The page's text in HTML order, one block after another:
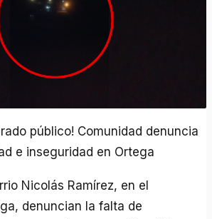
público! Comunidad denuncia
e inseguridad en Ortega
Nicolás Ramírez, en el
denuncian la falta de